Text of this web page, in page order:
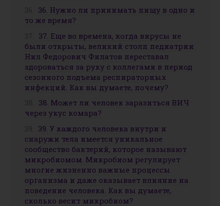
36. Нужно ли принимать пищу в одно и
то же время?
37. Еще во времена, когда вирусы не
были открыты, великий столп педиатрии
Нил Федорович Филатов переставал
здороваться за руку с коллегами в период
сезонного подъема респираторных
инфекций. Как вы думаете, почему?
38. Может ли человек заразиться ВИЧ
через укус комара?
39. У каждого человека внутри и
снаружи тела имеется уникальное
сообщество бактерий, которое называют
микробиомом. Микробиом регулирует
многие жизненно важные процессы
организма и даже оказывает влияние на
поведение человека. Как вы думаете,
сколько весит микробиом?